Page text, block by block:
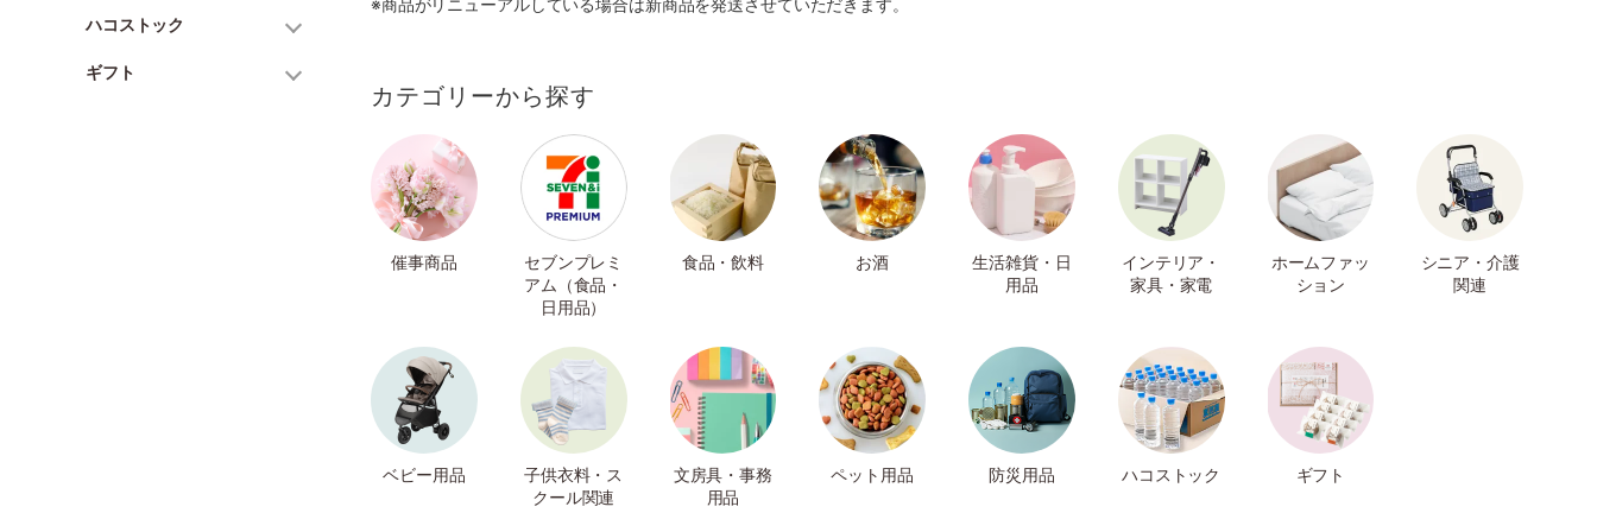
ハコストック
ギフト
※商品がリニューアルしている場合は新商品を発送させていただきます。
カテゴリーから探す
催事商品
セブンプレミ
アム（食品・
日用品）
食品・飲料 お酒
生活雑貨・日
用品
インテリア・
家具・家電
ホームファッ
ション
シニア・介護
関連
ベビー用品
子供衣料・ス
クール関連
文房具・事務
用品
ペット用品 防災用品 ハコストック ギフト